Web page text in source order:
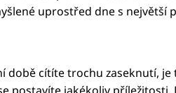
uprostřed dne s
době cítíte trochu zaseknutí, je